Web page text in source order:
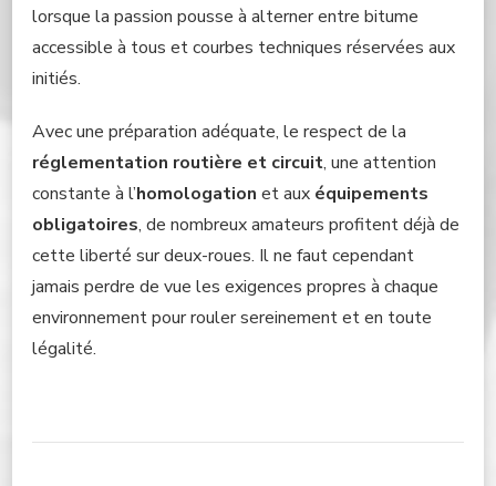
lorsque la passion pousse à alterner entre bitume
accessible à tous et courbes techniques réservées aux
initiés.
Avec une préparation adéquate, le respect de la
réglementation routière et circuit, une attention
constante à l’homologation et aux équipements
obligatoires, de nombreux amateurs profitent déjà de
cette liberté sur deux-roues. Il ne faut cependant
jamais perdre de vue les exigences propres à chaque
environnement pour rouler sereinement et en toute
légalité.